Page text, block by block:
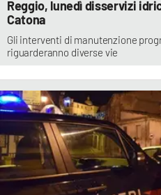
Reggio, lunedì disservizi
Catona
Gli interventi di manutenzione
riguarderanno diverse vie